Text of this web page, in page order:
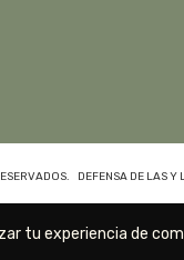
tu experiencia de
DEFENSA DE LAS Y